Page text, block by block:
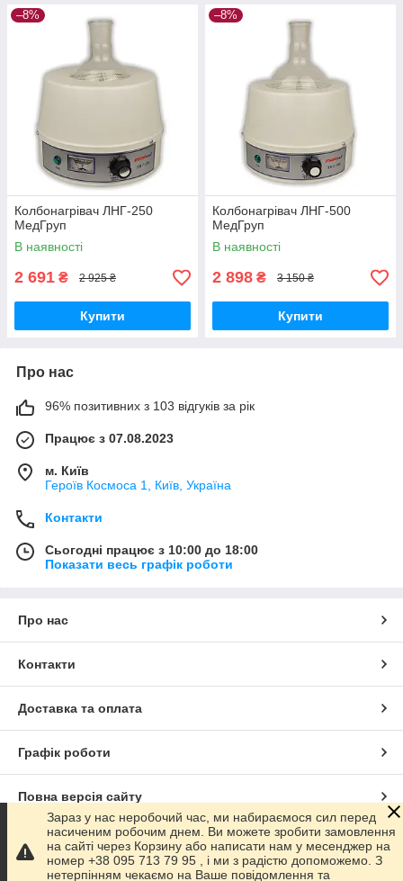
–8%
Колбонагрівач ЛНГ-250
МедГруп
В наявності
2 691 ₴ 2 925 ₴
Купити
–8%
Колбонагрівач ЛНГ-500
МедГруп
В наявності
2 898 ₴ 3 150 ₴
Купити
Про нас
96% позитивних з 103 відгуків за рік
Працює з 07.08.2023
м. Київ
Героїв Космоса 1, Київ, Україна
Контакти
Сьогодні працює з 10:00 до 18:00
Показати весь графік роботи
Про нас
Контакти
Доставка та оплата
Графік роботи
Повна версія сайту
Сайт створено на маркетплейсіProm.ua
Зараз у нас неробочий час, ми набираємося сил перед
насиченим робочим днем. Ви можете зробити замовлення
на сайті через Корзину або написати нам у месенджер на
номер +38 095 713 79 95 , і ми з радістю допоможемо. З
нетерпінням чекаємо на Ваше повідомлення та